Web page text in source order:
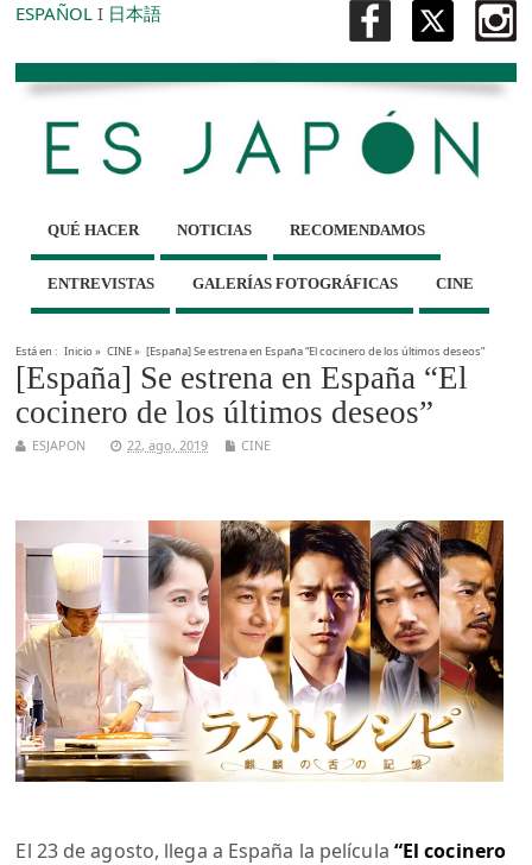
ESPAÑOL I 日本語
QUÉ HACER NOTICIAS RECOMENDAMOS
ENTREVISTAS GALERÍAS FOTOGRÁFICAS CINE
Está en : Inicio» CINE» [España] Se estrena en España “El cocinero de los últimos deseos”
[España] Se estrena en España “El
cocinero de los últimos deseos”
ESJAPON 22, ago, 2019 CINE
El 23 de agosto, llega a España la película “El cocinero